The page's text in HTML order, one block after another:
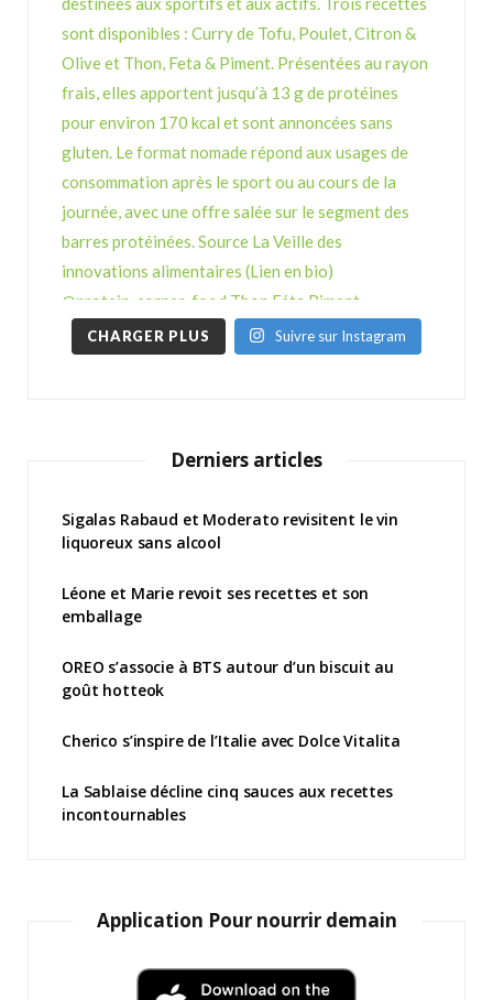
CHARGER PLUS Suivre sur Instagram
Derniers articles
Sigalas Rabaud et Moderato revisitent le vin
liquoreux sans alcool
Léone et Marie revoit ses recettes et son
emballage
OREO s’associe à BTS autour d’un biscuit au
goût hotteok
Cherico s’inspire de l’Italie avec Dolce Vitalita
La Sablaise décline cinq sauces aux recettes
incontournables
Application Pour nourrir demain